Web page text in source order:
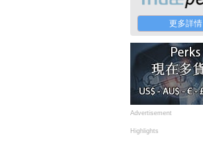
更多詳情
Advertisement
Highlights